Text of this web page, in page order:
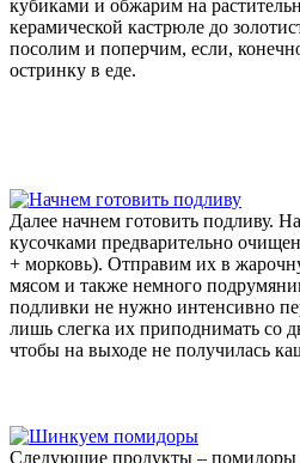
кубиками и обжарим на
керамической кастрюле до
посолим и поперчим, если,
остринку в еде.
Далее начнем готовить подливу.
кусочками предварительно
+ морковь). Отправим их в
мясом и также немного
подливки не нужно интенсивно
лишь слегка их приподнимать со
чтобы на выходе не получилась
Следующие продукты – помидоры